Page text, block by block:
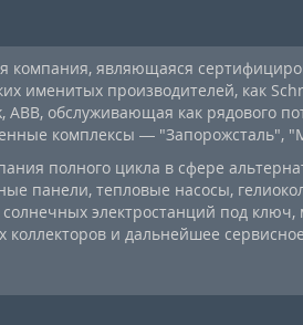
компания, являющаяся
именитых производителей, как
обслуживающая как рядового
комплексы — "Запорожсталь",
полного цикла в сфере
панели, тепловые насосы,
электростанций под ключ,
коллекторов и дальнейшее